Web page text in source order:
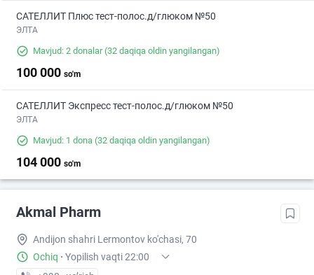
САТЕЛЛИТ Плюс тест-полос.д/глюком №50
ЭЛТА
Mavjud: 2 donalar(32 daqiqa oldin yangilangan)
100 000 so'm
САТЕЛЛИТ Экспресс тест-полос.д/глюком №50
ЭЛТА
Mavjud: 1 dona (32 daqiqa oldin yangilangan)
104 000 so'm
Akmal Pharm
Andijon shahri Lermontov ko'chasi, 70
Ochiq · Yopilish vaqti 22:00